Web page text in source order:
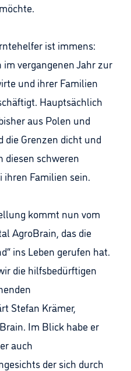
ist immens:
vergangenen Jahr zur
und ihrer Familien
Hauptsächlich
aus Polen und
die Grenzen dicht und
diesen schweren
ihren Familien sein.
kommt nun vom
AgroBrain, das die
ins Leben gerufen hat.
die hilfsbedürftigen
Stefan Krämer,
Im Blick habe er
auch
der sich durch